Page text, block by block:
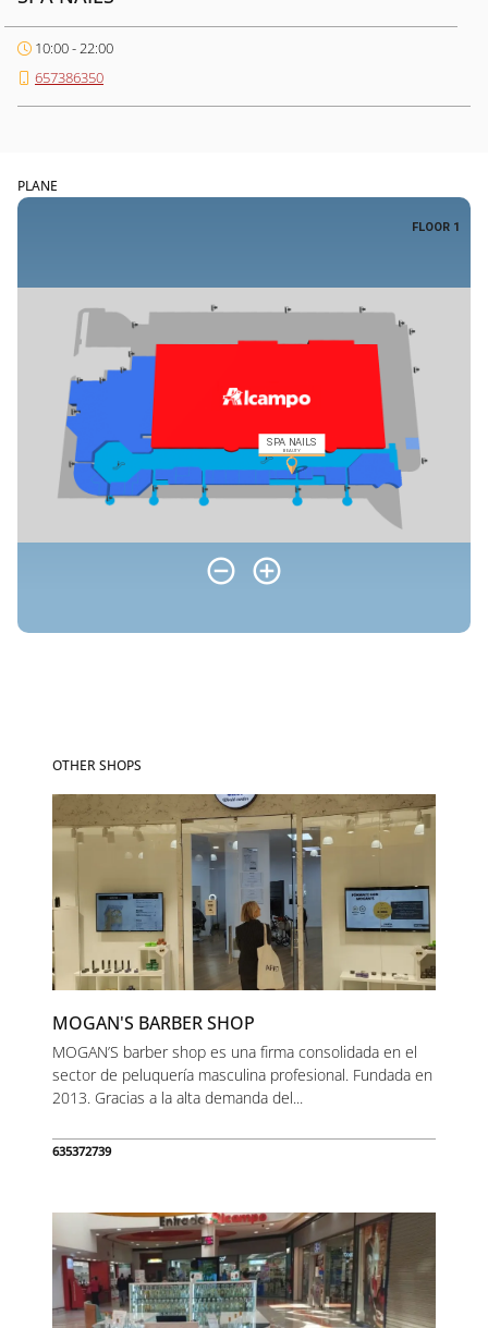
10:00 - 22:00
657386350
PLANE
OTHER SHOPS
MOGAN'S BARBER SHOP
MOGAN’S barber shop es una firma consolidada en el
sector de peluquería masculina profesional. Fundada en
2013. Gracias a la alta demanda del...
635372739